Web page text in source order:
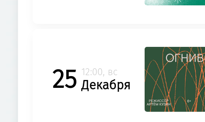
25 12:00, вс
Декабря